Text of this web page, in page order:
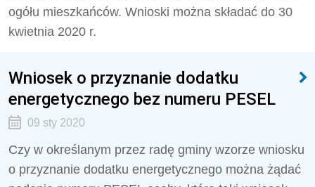
ogółu mieszkańców. Wnioski można składać do 30
kwietnia 2020 r.
Wniosek o przyznanie dodatku
energetycznego bez numeru PESEL
09 sty 2020
Czy w określanym przez radę gminy wzorze wniosku
o przyznanie dodatku energetycznego można żądać